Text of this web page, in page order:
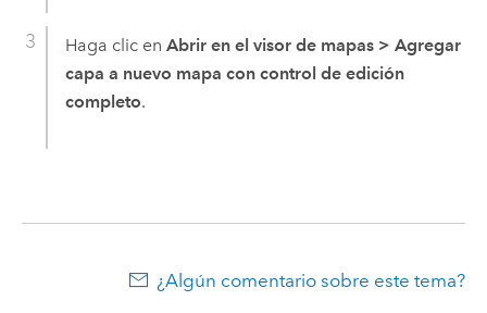
Haga clic en Abrir en el visor de mapas > Agregar
capa a nuevo mapa con control de edición
completo.
¿Algún comentario sobre este tema?